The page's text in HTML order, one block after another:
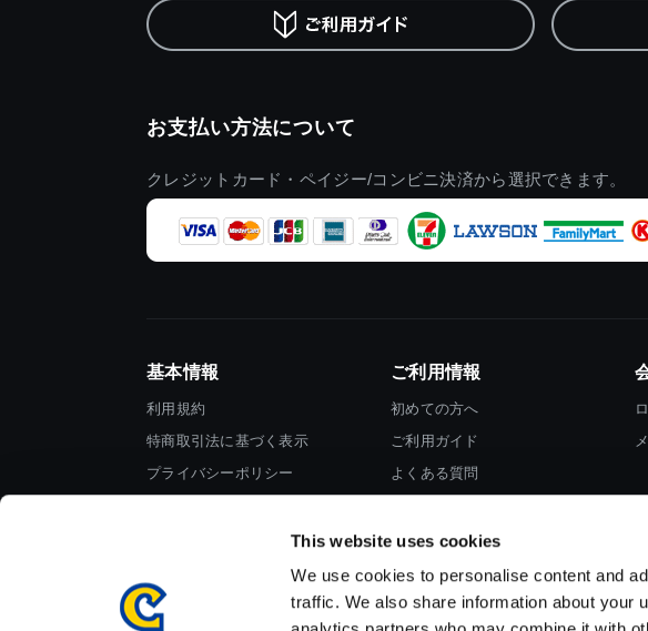
This website uses cookies
We use cookies to personalise content and
traffic. We also share information about your
お支払い方法について
クレジットカード・ペイジー/コンビニ決済から選択できます。
基本情報
利用規約
特商取引法に基づく表示
プライバシーポリシー
ご利用情報
初めての方へ
ご利用ガイド
よくある質問